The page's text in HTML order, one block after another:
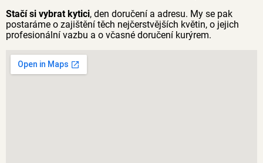
Stačí si vybrat kytici, den doručení a adresu. My se pak
postaráme o zajištění těch nejčerstvějších květin, o jejich
profesionální vazbu a o včasné doručení kurýrem.